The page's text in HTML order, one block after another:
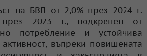
на БВП от 2,0% през 2024 г.
2023 г., подкрепен от
потребление и устойчива
въпреки повишената